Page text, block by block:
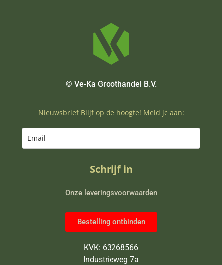
© Ve-Ka Groothandel B.V.
Nieuwsbrief Blijf op de hoogte! Meld je aan:
Schrijf in
Onze leveringsvoorwaarden
Bestelling ontbinden
KVK: 63268566
Industrieweg 7a